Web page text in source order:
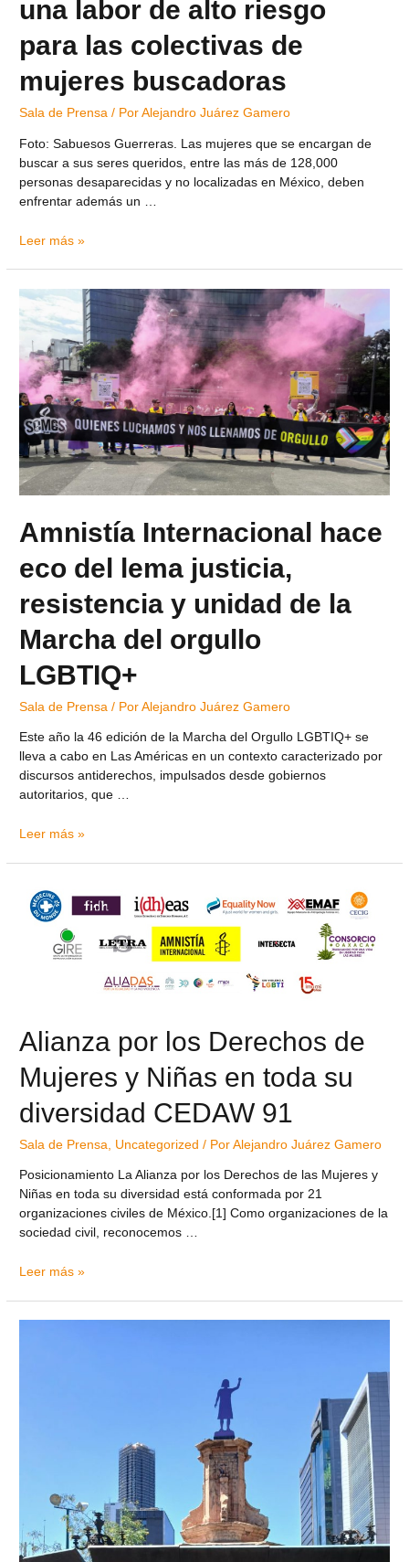
una labor de alto riesgo
para las colectivas de
mujeres buscadoras
Sala de Prensa / PorAlejandro Juárez Gamero
Foto: Sabuesos Guerreras. Las mujeres que se encargan de
buscar a sus seres queridos, entre las más de 128,000
personas desaparecidas y no localizadas en México, deben
enfrentar además un …
Leer más »
Amnistía Internacional hace
eco del lema justicia,
resistencia y unidad de la
Marcha del orgullo
LGBTIQ+
Sala de Prensa / PorAlejandro Juárez Gamero
Este año la 46 edición de la Marcha del Orgullo LGBTIQ+ se
lleva a cabo en Las Américas en un contexto caracterizado por
discursos antiderechos, impulsados desde gobiernos
autoritarios, que …
Leer más »
Alianza por los Derechos de
Mujeres y Niñas en toda su
diversidad CEDAW 91
Sala de Prensa Uncategorized / PorAlejandro Juárez Gamero
Posicionamiento La Alianza por los Derechos de las Mujeres y
Niñas en toda su diversidad está conformada por 21
organizaciones civiles de México.[1] Como organizaciones de la
sociedad civil, reconocemos …
Leer más »